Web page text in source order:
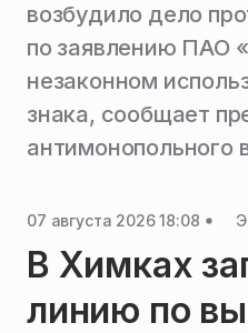
возбудило дело
по заявлению ПАО
незаконном
знака, сообщает
антимонопольного
07 августа 2026 18:08
В Химках
линию по